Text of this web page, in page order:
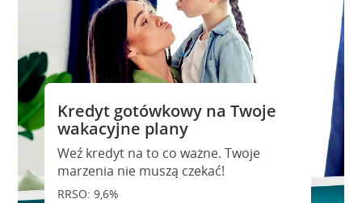
Kredyt gotówkowy na Twoje
wakacyjne plany
Weź kredyt na to co ważne. Twoje
marzenia nie muszą czekać!
RRSO: 9,6%